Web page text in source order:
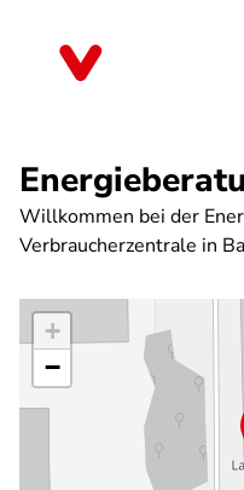
Willkommen bei der
Verbraucherzentrale in
+
−